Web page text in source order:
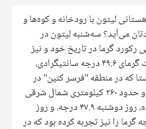
لیتون با رودخانه و کوه‌ها و
می‌آید؟ سه‌شنبه لیتون در
رکورد گرما در تاریخ خود و نیز
"کانادا" را با ثبت گرمای ۴۹.۶ درجه سانتیگرادی،
که در منطقه "فرسر کنین" در
کوهستان "آند" و حدود ۲۶۰ کیلومتری شمال شرقی
ونکوور واقع شده، روز دوشنبه ۴۷.۹ درجه، و روز
۴۶.۶ درجه گرما را نیز تجربه کرده بود که در